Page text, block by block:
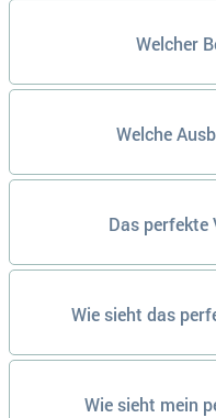
Welcher
Welche
Das perfekte
Wie sieht das
Wie sieht mein